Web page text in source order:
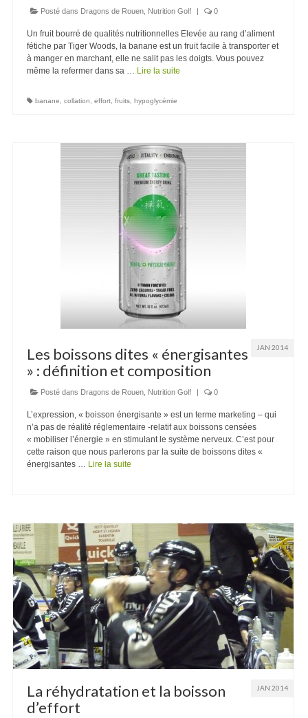
Posté dans Dragons de Rouen Nutrition Golf 0
Un fruit bourré de qualités nutritionnelles Elevée au rang d’aliment
fétiche par Tiger Woods, la banane est un fruit facile à transporter et
à manger en marchant, elle ne salit pas les doigts. Vous pouvez
même la refermer dans sa … Lire la suite
banane, collation, effort, fruits, hypoglycémie
JAN 2014
Les boissons dites « énergisantes
» : définition et composition
Posté dans Dragons de Rouen Nutrition Golf 0
L’expression, « boisson énergisante » est un terme marketing – qui
n’a pas de réalité réglementaire -relatif aux boissons censées
« mobiliser l’énergie » en stimulant le système nerveux. C’est pour
cette raison que nous parlerons par la suite de boissons dites «
énergisantes … Lire la suite
JAN 2014
La réhydratation et la boisson
d’effort